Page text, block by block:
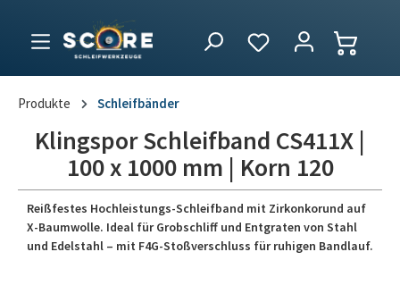
Produkte Schleifbänder
Klingspor Schleifband CS411X |
100 x 1000 mm | Korn 120
Reißfestes Hochleistungs-Schleifband mit Zirkonkorund auf
X-Baumwolle. Ideal für Grobschliff und Entgraten von Stahl
und Edelstahl – mit F4G-Stoßverschluss für ruhigen Bandlauf.